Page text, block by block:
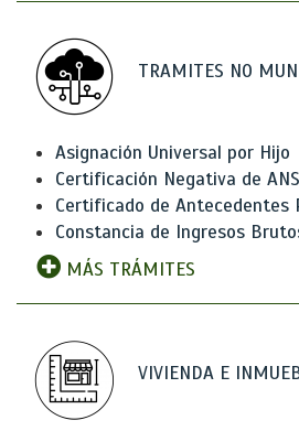
TRAMITES NO
Asignación Universal por Hijo
Certificación Negativa de
Certificado de Antecedentes
Constancia de Ingresos
MÁS TRÁMITES
VIVIENDA E